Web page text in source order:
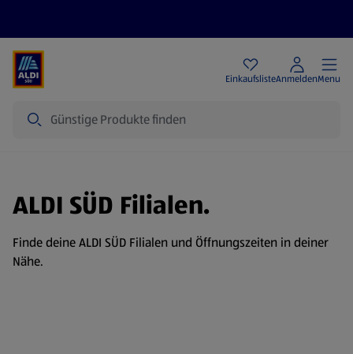
EinkaufslisteAnmeldenMenu
ALDI SÜD Filialen.
Finde deine ALDI SÜD Filialen und Öffnungszeiten in deiner
Nähe.